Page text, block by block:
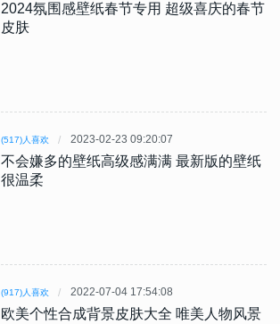
2024氛围感壁纸春节专用 超级喜庆的春节
皮肤
(517)人喜欢 2023-02-23 09:20:07
不会嫌多的壁纸高级感满满 最新版的壁纸
很温柔
(917)人喜欢 2022-07-04 17:54:08
欧美个性合成背景皮肤大全 唯美人物风景